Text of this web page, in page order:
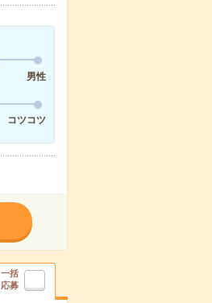
男性
コツコツ
一括
応募